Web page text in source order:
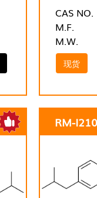
CAS NO.
M.F.
M.W.
现货
RM-